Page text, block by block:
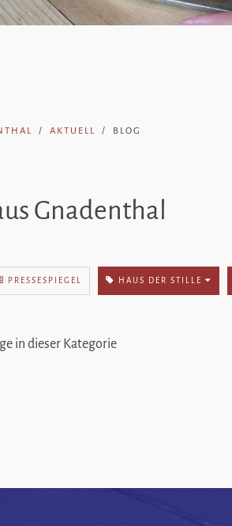
AKTUELL BLOG
Gnadenthal
PRESSESPIEGEL HAUS DER STILLE
in dieser Kategorie